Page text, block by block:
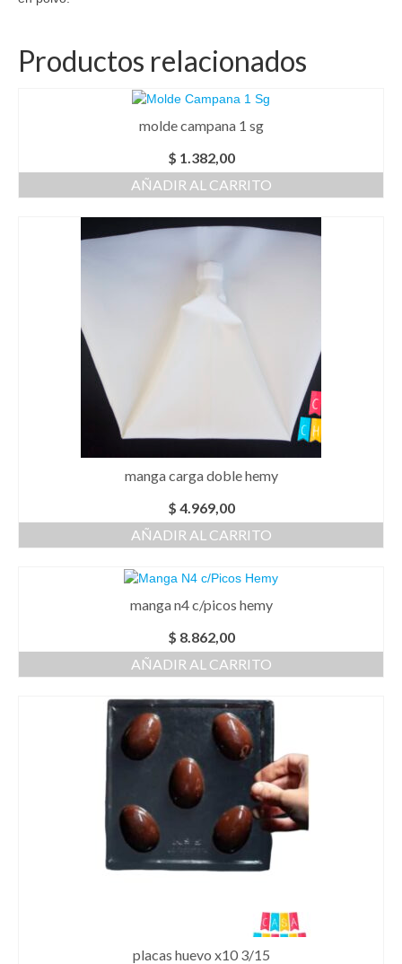
Productos relacionados
molde campana 1 sg
$ 1.382,00
AÑADIR AL CARRITO
manga carga doble hemy
$ 4.969,00
AÑADIR AL CARRITO
manga n4 c/picos hemy
$ 8.862,00
AÑADIR AL CARRITO
placas huevo x10 3/15